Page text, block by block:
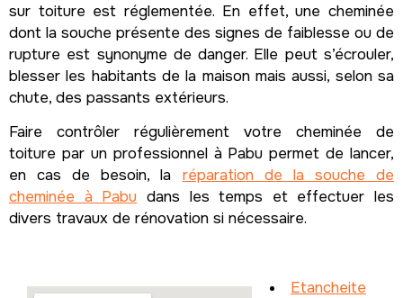
sur toiture est réglementée. En effet, une cheminée
dont la souche présente des signes de faiblesse ou de
rupture est synonyme de danger. Elle peut s’écrouler,
blesser les habitants de la maison mais aussi, selon sa
chute, des passants extérieurs.
Faire contrôler régulièrement votre cheminée de
toiture par un professionnel à Pabu permet de lancer,
en cas de besoin, la réparation de la souche de
cheminée à Pabu dans les temps et effectuer les
divers travaux de rénovation si nécessaire.
Etancheite